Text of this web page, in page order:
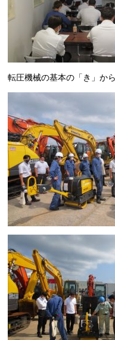
転圧機械の基本の「き」から